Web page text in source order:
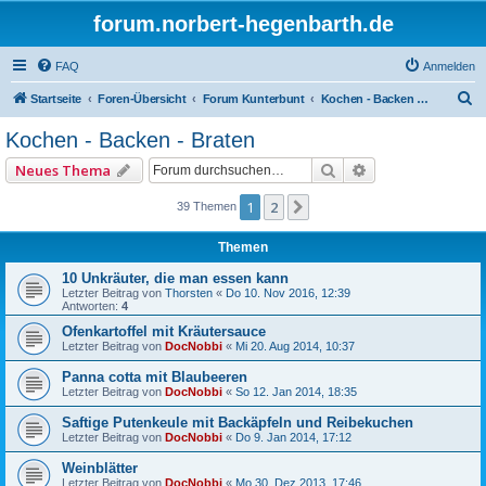
forum.norbert-hegenbarth.de
FAQ Anmelden
Startseite Foren-Übersicht Forum Kunterbunt Kochen - Backen - Braten
Kochen - Backen - Braten
Neues Thema Suche
39 Themen 1 2
Themen
10 Unkräuter, die man essen kann
Letzter Beitrag von Thorsten « Do 10. Nov 2016, 12:39
Antworten: 4
Ofenkartoffel mit Kräutersauce
Letzter Beitrag von DocNobbi « Mi 20. Aug 2014, 10:37
Panna cotta mit Blaubeeren
Letzter Beitrag von DocNobbi « So 12. Jan 2014, 18:35
Saftige Putenkeule mit Backäpfeln und Reibekuchen
Letzter Beitrag von DocNobbi « Do 9. Jan 2014, 17:12
Weinblätter
Letzter Beitrag von DocNobbi « Mo 30. Dez 2013, 17:46